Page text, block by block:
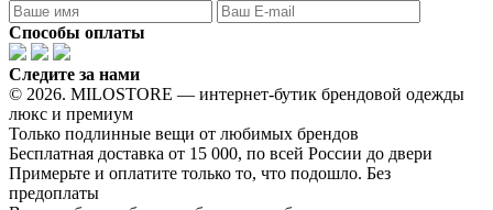
Способы оплаты
Следите за нами
© 2026. MILOSTORE — интернет-бутик брендовой одежды
люкс и премиум
Только подлинные вещи от любимых брендов
Бесплатная доставка от 15 000, по всей России до двери
Примерьте и оплатите только то, что подошло. Без
предоплаты